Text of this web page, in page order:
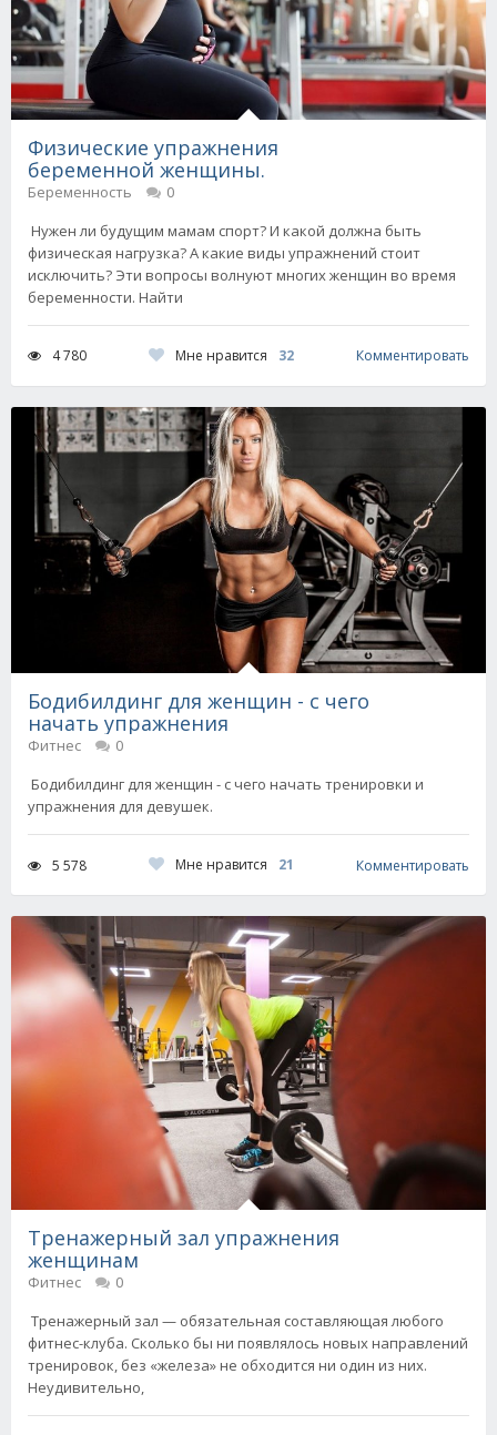
Физические упражнения
беременной женщины.
Беременность
0
Нужен ли будущим мамам спорт? И какой должна быть
физическая нагрузка? А какие виды упражнений стоит
исключить? Эти вопросы волнуют многих женщин во время
беременности. Найти
4 780 Мне нравится 32 Комментировать
Бодибилдинг для женщин - с чего
начать упражнения
Фитнес
0
Бодибилдинг для женщин - с чего начать тренировки и
упражнения для девушек.
5 578 Мне нравится 21 Комментировать
Тренажерный зал упражнения
женщинам
Фитнес
0
Тренажерный зал — обязательная составляющая любого
фитнес-клуба. Сколько бы ни появлялось новых направлений
тренировок, без «железа» не обходится ни один из них.
Неудивительно,